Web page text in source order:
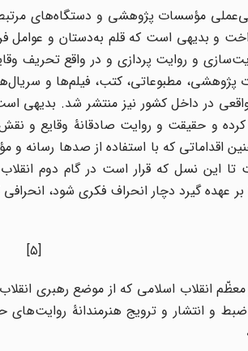
بی‌عملی مؤسسات پژوهشی و دستگاه‌های
و بدیهی است که قلم به‌دستان و عوامل
و روایت پردازی و در واقع تحریف
پژوهشی، مطبوعاتی، کتب، فیلم‌ها و
در داخل کشور نیز منتشر شد. بدیهی
و حقیقت و روایت صادقانۀ وقایع و
اقداماتی که با استفاده از صدها
تا این نسل که قرار است در گام دوم
عهده گیرد دچار انحراف فکری شود، انحرافی
[۵]
انقلاب اسلامی که از موضع رهبری
انتشار و ترویج هنرمندانۀ روایت‌های